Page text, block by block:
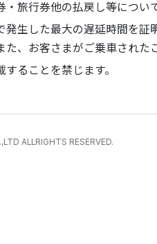
・旅行券他の払戻し等につい
発生した最大の遅延時間を
た、お客さまがご乗車され
ることを禁じます。
ALLRIGHTS RESERVED.